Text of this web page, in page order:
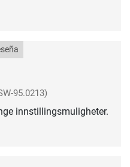
95.0213)
innstillingsmuligheter.